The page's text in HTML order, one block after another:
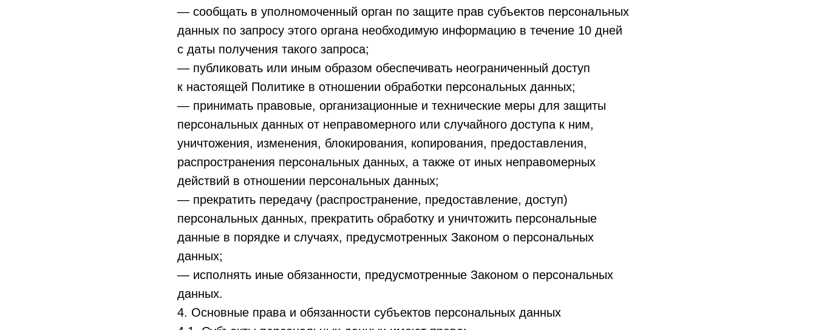
— сообщать в уполномоченный орган по защите прав субъектов персональных
данных по запросу этого органа необходимую информацию в течение 10 дней
с даты получения такого запроса;
— публиковать или иным образом обеспечивать неограниченный доступ
к настоящей Политике в отношении обработки персональных данных;
— принимать правовые, организационные и технические меры для защиты
персональных данных от неправомерного или случайного доступа к ним,
уничтожения, изменения, блокирования, копирования, предоставления,
распространения персональных данных, а также от иных неправомерных
действий в отношении персональных данных;
— прекратить передачу (распространение, предоставление, доступ)
персональных данных, прекратить обработку и уничтожить персональные
данные в порядке и случаях, предусмотренных Законом о персональных
данных;
— исполнять иные обязанности, предусмотренные Законом о персональных
данных.
4. Основные права и обязанности субъектов персональных данных